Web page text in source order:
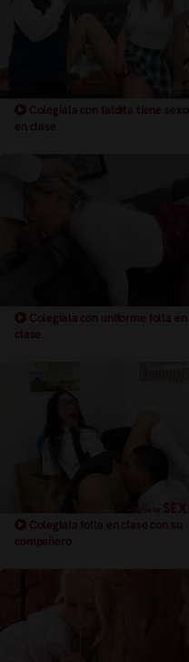
Colegiala con faldita tiene sexo
en clase
Colegiala con uniforme folla en
clase
Colegiala folla en clase con su
compañero